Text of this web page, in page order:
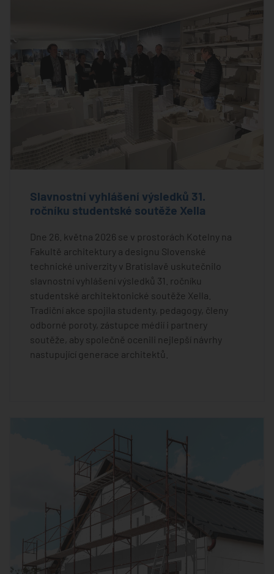
Slavnostní vyhlášení výsledků 31.
ročníku studentské soutěže Xella
Dne 26. května 2026 se v prostorách Kotelny na
Fakultě architektury a designu Slovenské
technické univerzity v Bratislavě uskutečnilo
slavnostní vyhlášení výsledků 31. ročníku
studentské architektonické soutěže Xella.
Tradiční akce spojila studenty, pedagogy, členy
odborné poroty, zástupce médií i partnery
soutěže, aby společně ocenili nejlepší návrhy
nastupující generace architektů.